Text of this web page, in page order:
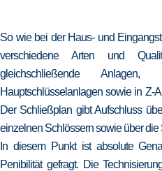
So wie bei der Haus- und
verschiedene Arten und
gleichschließende
Hauptschlüsselanlagen sowie in Z-
Der Schließplan gibt Aufschluss
einzelnen Schlössern sowie über
In diesem Punkt ist absolute
Penibilität gefragt. Die